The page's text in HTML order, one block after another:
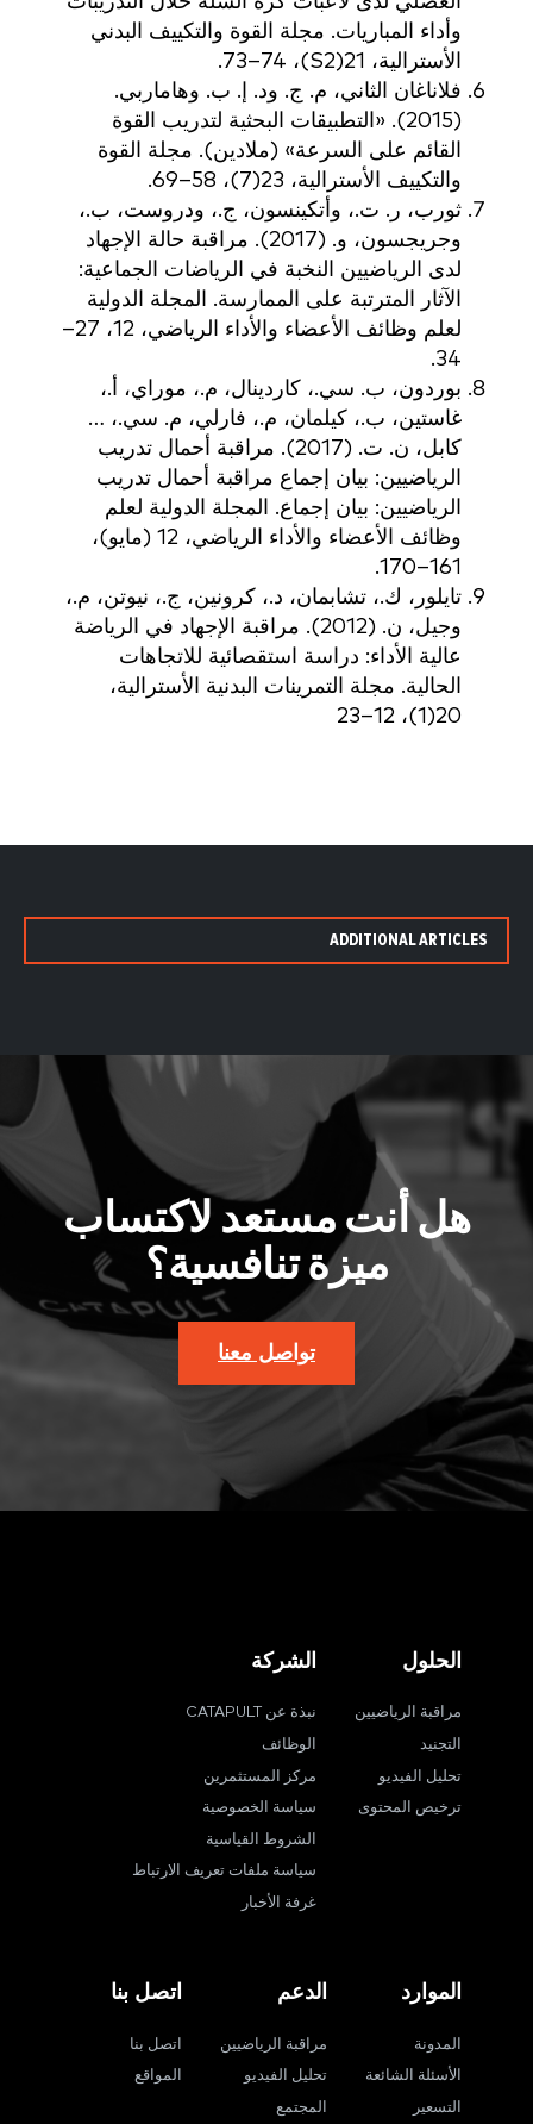
وأداء المباريات. مجلة القوة والتكييف البدني
الأسترالية، 21(S2)، 73–74.
فلاناغان الثاني، م. ج. ود. إ. ب. وهاماربي.
(2015). «التطبيقات البحثية لتدريب القوة
القائم على السرعة» (ملادين). مجلة القوة
والتكييف الأسترالية، 23(7)، 58–69.
ثورب، ر. ت.، وأتكينسون، ج.، ودروست، ب.،
وجريجسون، و. (2017). مراقبة حالة الإجهاد
لدى الرياضيين النخبة في الرياضات الجماعية:
الآثار المترتبة على الممارسة. المجلة الدولية
لعلم وظائف الأعضاء والأداء الرياضي، 12، 27–
34.
بوردون، ب. سي.، كاردينال، م.، موراي، أ.،
غاستين، ب.، كيلمان، م.، فارلي، م. سي.، …
كابل، ن. ت. (2017). مراقبة أحمال تدريب
الرياضيين: بيان إجماع مراقبة أحمال تدريب
الرياضيين: بيان إجماع. المجلة الدولية لعلم
وظائف الأعضاء والأداء الرياضي، 12 (مايو)،
161–170.
تايلور، ك.، تشابمان، د.، كرونين، ج.، نيوتن، م.،
وجيل، ن. (2012). مراقبة الإجهاد في الرياضة
عالية الأداء: دراسة استقصائية للاتجاهات
الحالية. مجلة التمرينات البدنية الأسترالية،
20(1)، 12–23
ADDITIONAL ARTICLES
هل أنت مستعد لاكتساب
ميزة تنافسية؟
تواصل معنا
الحلول
مراقبة الرياضيين
التجنيد
تحليل الفيديو
ترخيص المحتوى
الشركة
نبذة عن CATAPULT
الوظائف
مركز المستثمرين
سياسة الخصوصية
الشروط القياسية
سياسة ملفات تعريف الارتباط
غرفة الأخبار
الموارد
المدونة
الأسئلة الشائعة
التسعير
الدعم
مراقبة الرياضيين
تحليل الفيديو
المجتمع
اتصل بنا
اتصل بنا
المواقع